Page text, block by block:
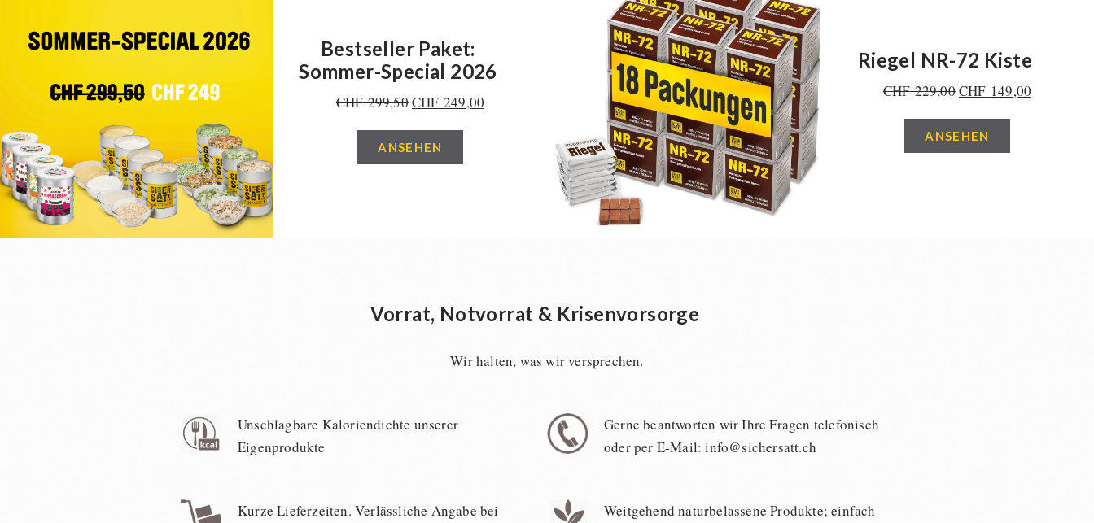
Bestseller Paket:
Sommer-Special 2026
CHF299,50CHF249,00
ANSEHEN
Riegel NR-72 Kiste
CHF229,00CHF149,00
ANSEHEN
Vorrat, Notvorrat & Krisenvorsorge
Wir halten, was wir versprechen.
Unschlagbare Kaloriendichte unserer
Eigenprodukte
Gerne beantworten wir Ihre Fragen telefonisch
oder per E-Mail: info@sichersatt.ch
Kurze Lieferzeiten. Verlässliche Angabe bei
Weitgehend naturbelassene Produkte; einfach